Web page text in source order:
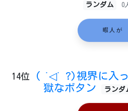
ランダム 0
暇人が
14位
( ˙◁˙ ?)視界に入
獄なボタン
ランダ